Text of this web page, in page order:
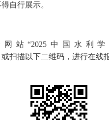
自行展示。
站“2025中国水利
或扫描以下二维码，进行在